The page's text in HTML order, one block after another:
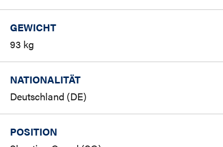
GEWICHT
93 kg
NATIONALITÄT
Deutschland (DE)
POSITION